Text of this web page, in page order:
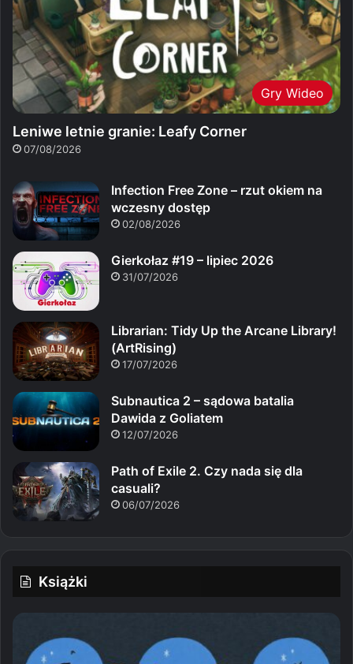
Gry Wideo
Leniwe letnie granie: Leafy Corner
07/08/2026
Infection Free Zone – rzut okiem na
wczesny dostęp
02/08/2026
Gierkołaz #19 – lipiec 2026
31/07/2026
Librarian: Tidy Up the Arcane Library!
(ArtRising)
17/07/2026
Subnautica 2 – sądowa batalia
Dawida z Goliatem
12/07/2026
Path of Exile 2. Czy nada się dla
casuali?
06/07/2026
Książki